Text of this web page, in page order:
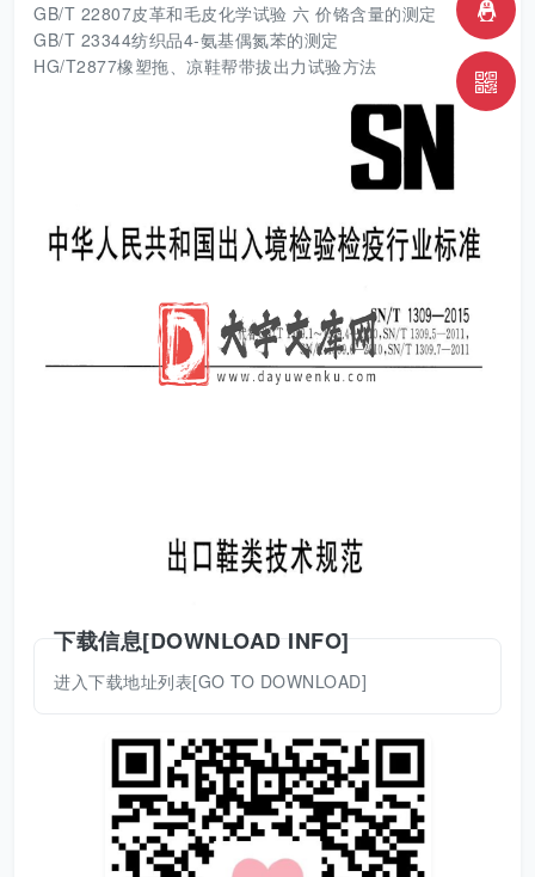
GB/T 22807皮革和毛皮化学试验 六 价铬含量的测定
GB/T 23344纺织品4-氨基偶氮苯的测定
HG/T2877橡塑拖、凉鞋帮带拔出力试验方法
下载信息[DOWNLOAD INFO]
进入下载地址列表[GO TO DOWNLOAD]